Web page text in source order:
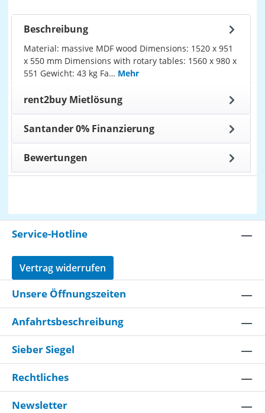
Beschreibung
Material: massive MDF wood Dimensions: 1520 x 951
x 550 mm Dimensions with rotary tables: 1560 x 980 x
551 Gewicht: 43 kg Fa… Mehr
rent2buy Mietlösung
Santander 0% Finanzierung
Bewertungen
Service-Hotline
Vertrag widerrufen
Unsere Öffnungszeiten
Anfahrtsbeschreibung
Sieber Siegel
Rechtliches
Newsletter